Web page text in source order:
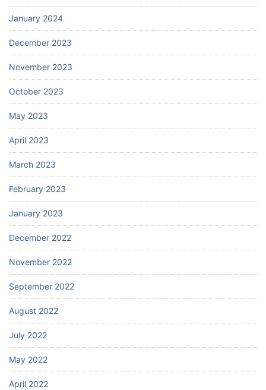
January 2024
December 2023
November 2023
October 2023
May 2023
April 2023
March 2023
February 2023
January 2023
December 2022
November 2022
September 2022
August 2022
July 2022
May 2022
April 2022